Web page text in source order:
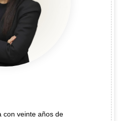
con veinte años de